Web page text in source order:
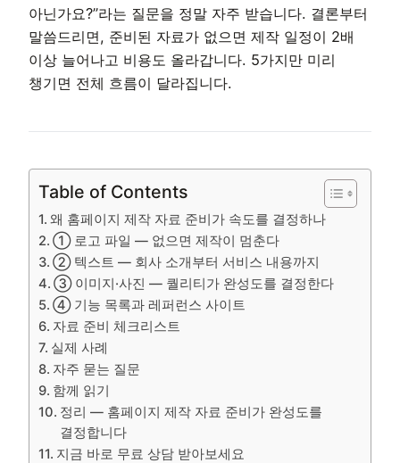
아닌가요?”라는 질문을 정말 자주 받습니다. 결론부터
말씀드리면, 준비된 자료가 없으면 제작 일정이 2배
이상 늘어나고 비용도 올라갑니다. 5가지만 미리
챙기면 전체 흐름이 달라집니다.
Table of Contents
왜 홈페이지 제작 자료 준비가 속도를 결정하나
① 로고 파일 — 없으면 제작이 멈춘다
② 텍스트 — 회사 소개부터 서비스 내용까지
③ 이미지·사진 — 퀄리티가 완성도를 결정한다
④ 기능 목록과 레퍼런스 사이트
자료 준비 체크리스트
실제 사례
자주 묻는 질문
함께 읽기
정리 — 홈페이지 제작 자료 준비가 완성도를
결정합니다
지금 바로 무료 상담 받아보세요